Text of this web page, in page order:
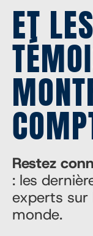
ET LES
Restez
: les
experts sur
monde.